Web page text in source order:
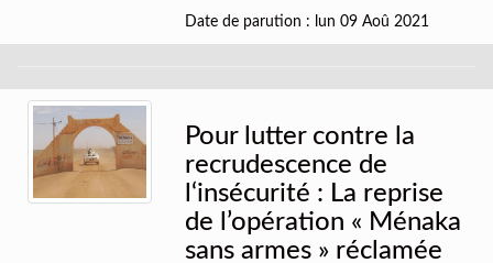
Date de parution : lun 09 Aoû 2021
Pour lutter contre la
recrudescence de
l‘insécurité : La reprise
de l’opération « Ménaka
sans armes » réclamée